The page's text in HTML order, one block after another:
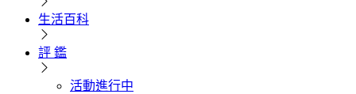
生活百科
評 鑑
活動進行中